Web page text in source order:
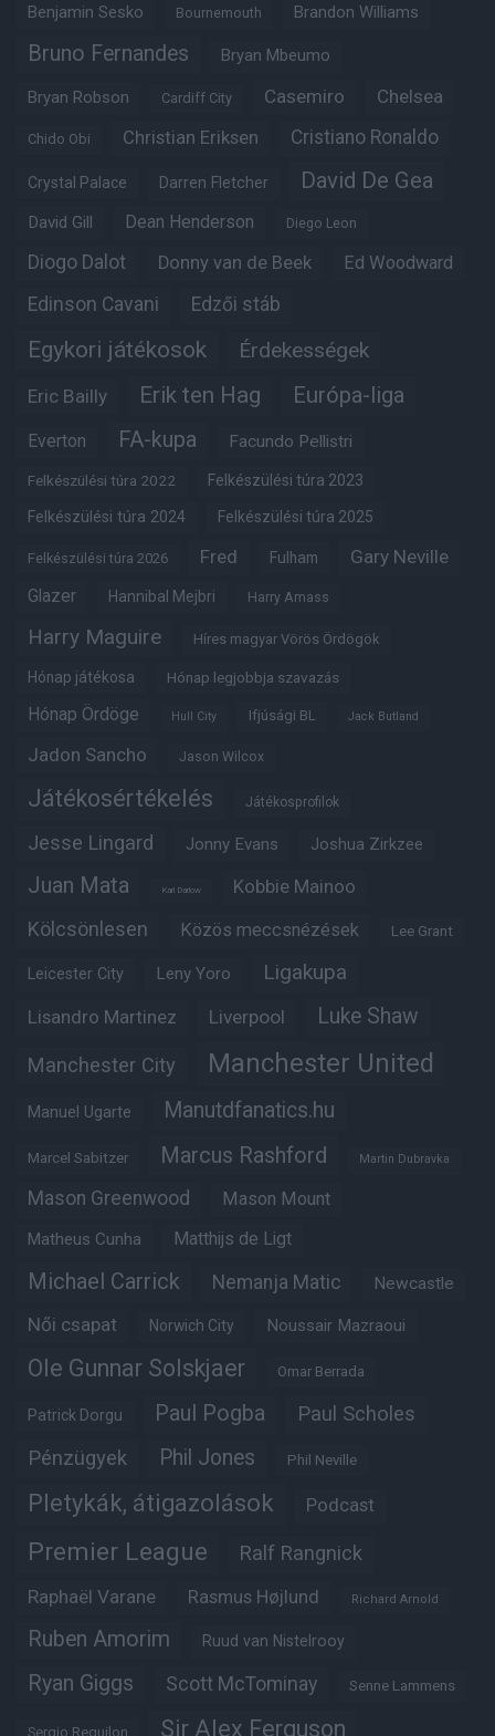
Benjamin Sesko Bournemouth Brandon Williams
Bruno Fernandes Bryan Mbeumo
Bryan Robson Cardiff City Casemiro Chelsea
Chido Obi Christian Eriksen Cristiano Ronaldo
Crystal Palace Darren Fletcher David De Gea
David Gill Dean Henderson Diego Leon
Diogo Dalot Donny van de Beek Ed Woodward
Edinson Cavani Edzői stáb
Egykori játékosok Érdekességek
Eric Bailly Erik ten Hag Európa-liga
Everton FA-kupa Facundo Pellistri
Felkészülési túra 2022 Felkészülési túra 2023
Felkészülési túra 2024 Felkészülési túra 2025
Felkészülési túra 2026 Fred Fulham Gary Neville
Glazer Hannibal Mejbri Harry Amass
Harry Maguire Híres magyar Vörös Ördögök
Hónap játékosa Hónap legjobbja szavazás
Hónap Ördöge Hull City Ifjúsági BL Jack Butland
Jadon Sancho Jason Wilcox
Játékosértékelés Játékosprofilok
Jesse Lingard Jonny Evans Joshua Zirkzee
Juan Mata Karl Darlow Kobbie Mainoo
Kölcsönlesen Közös meccsnézések Lee Grant
Leicester City Leny Yoro Ligakupa
Lisandro Martinez Liverpool Luke Shaw
Manchester City Manchester United
Manuel Ugarte Manutdfanatics.hu
Marcel Sabitzer Marcus Rashford Martin Dubravka
Mason Greenwood Mason Mount
Matheus Cunha Matthijs de Ligt
Michael Carrick Nemanja Matic Newcastle
Női csapat Norwich City Noussair Mazraoui
Ole Gunnar Solskjaer Omar Berrada
Patrick Dorgu Paul Pogba Paul Scholes
Pénzügyek Phil Jones Phil Neville
Pletykák, átigazolások Podcast
Premier League Ralf Rangnick
Raphaël Varane Rasmus Højlund Richard Arnold
Ruben Amorim Ruud van Nistelrooy
Ryan Giggs Scott McTominay Senne Lammens
Sergio Reguilon Sir Alex Ferguson